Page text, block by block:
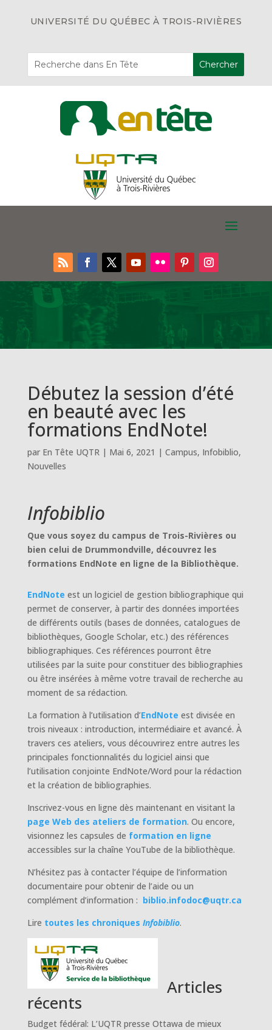
UNIVERSITÉ DU QUÉBEC À TROIS-RIVIÈRES
Débutez la session d’été
en beauté avec les
formations EndNote!
par En Tête UQTR| Mai 6, 2021 | Campus, Infobiblio,
Nouvelles
Infobiblio
Que vous soyez du campus de Trois-Rivières ou
bien celui de Drummondville, découvrez les
formations EndNote en ligne de la Bibliothèque.
EndNote est un logiciel de gestion bibliographique qui
permet de conserver, à partir des données importées
de différents outils (bases de données, catalogues de
bibliothèques, Google Scholar, etc.) des références
bibliographiques. Ces références pourront être
utilisées par la suite pour constituer des bibliographies
ou être insérées à même votre travail de recherche au
moment de sa rédaction.
La formation à l’utilisation d’EndNote est divisée en
trois niveaux : introduction, intermédiaire et avancé. À
travers ces ateliers, vous découvrirez entre autres les
principales fonctionnalités du logiciel ainsi que
l’utilisation conjointe EndNote/Word pour la rédaction
et la création de bibliographies.
Inscrivez-vous en ligne dès maintenant en visitant la
page Web des ateliers de formation. Ou encore,
visionnez les capsules de formation en ligne
accessibles sur la chaîne YouTube de la bibliothèque.
N’hésitez pas à contacter l’équipe de l’information
documentaire pour obtenir de l’aide ou un
complément d’information : biblio.infodoc@uqtr.ca
Lire toutes les chroniques Infobiblio.
Articles
récents
Budget fédéral: L’UQTR presse Ottawa de mieux